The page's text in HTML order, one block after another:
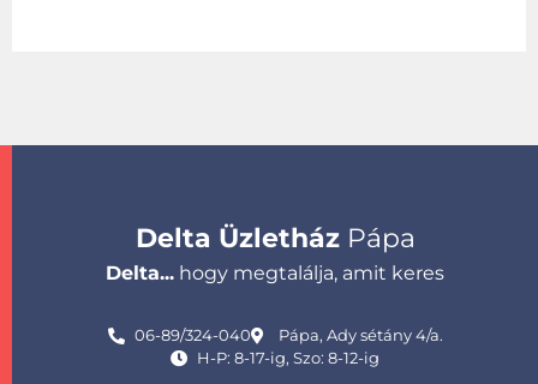
Delta ÜzletházPápa
Delta... hogy megtalálja, amit keres
06-89/324-040
Pápa, Ady sétány 4/a.
H-P: 8-17-ig, Szo: 8-12-ig